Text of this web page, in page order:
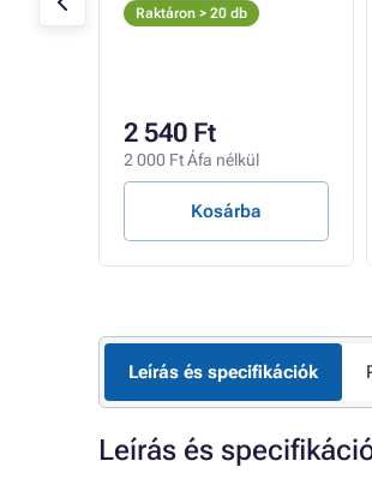
Raktáron > 20 db
2 540 Ft
2 000 Ft Áfa nélkül
Kosárba
Leírás és specifikációk
Leírás és